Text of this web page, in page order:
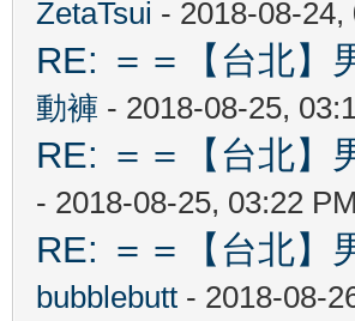
ZetaTsui - 2018-08-24,
RE: ＝＝【台北
動褲 - 2018-08-25,
RE: ＝＝【台北
- 2018-08-25, 03:22 PM
RE: ＝＝【台北
bubblebutt - 2018-08-